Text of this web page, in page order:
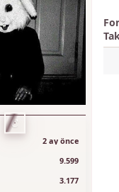
C
2 ay önce
9.599
3.177